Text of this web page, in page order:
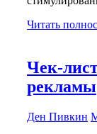
Читать
Чек-
рекламы
Ден Пивкин